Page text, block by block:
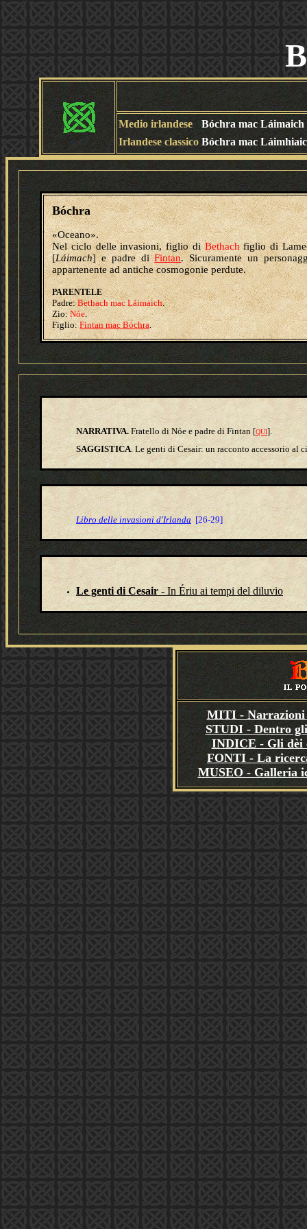
Medio irlandese Bóchra mac Láimaich
Irlandese classico Bóchra mac
Bóchra
«Oceano».
Nel ciclo delle invasioni, figlio diBethachfiglio di
[Láimach] e padre diFintan. Sicuramente un
appartenente ad antiche cosmogonie perdute.
PARENTELE
Padre:Bethach mac Láimaich.
Zio: Nóe.
Figlio:Fintan mac Bóchra.
NARRATIVA. Fratello di Nóe e padre di Fintan [QUI].
SAGGISTICA. Le genti di Cesair: un racconto accessorio al
Libro delle invasioni d'Irlanda [26-29]
Le genti di Cesair - In Ériu ai tempi del diluvio
MITI - Narrazioni
STUDI - Dentro
INDICE - Gli dèi
FONTI - La
MUSEO - Galleria